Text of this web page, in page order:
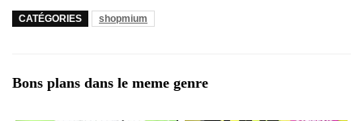
CATÉGORIES shopmium
Bons plans dans le meme genre